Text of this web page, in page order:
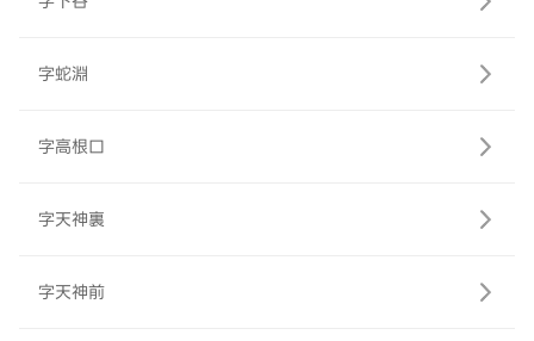
字蛇淵
字高根口
字天神裏
字天神前